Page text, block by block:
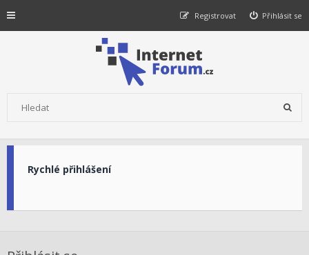
Přihlásit se
Registrovat
Rychlé přihlášení